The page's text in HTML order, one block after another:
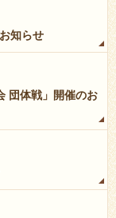
知らせ
団体戦」開催のお